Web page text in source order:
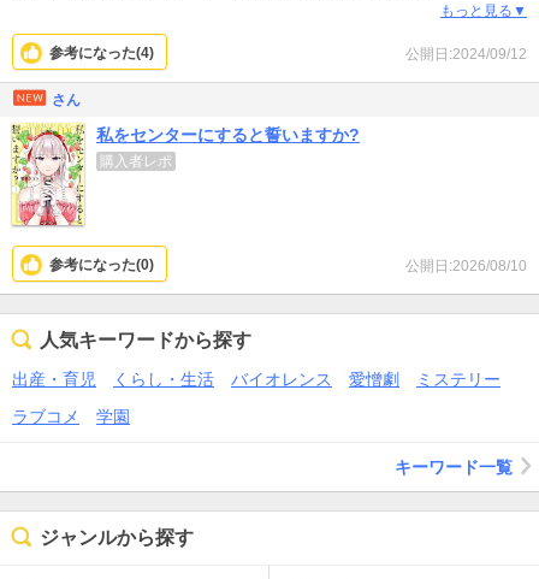
続きが楽しみ！
もっと見る▼
公開日:2024/09/12
参考になった(4)
さん
私をセンターにすると誓いますか?
購入者レポ
公開日:2026/08/10
参考になった(0)
人気キーワードから探す
出産・育児 くらし・生活 バイオレンス 愛憎劇
ミステリー
ラブコメ
学園
キーワード一覧
ジャンルから探す